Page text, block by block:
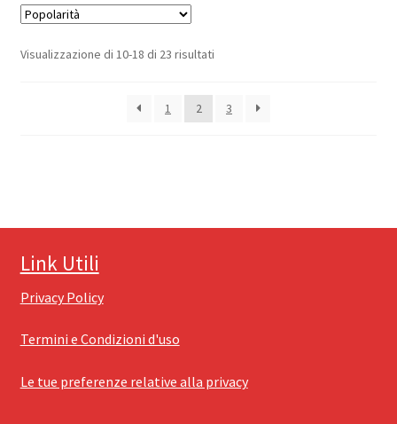
Visualizzazione di 10-18 di 23 risultatiPopolarità
1 2 3
Link Utili
Privacy Policy
Termini e Condizioni d'uso
Le tue preferenze relative alla privacy